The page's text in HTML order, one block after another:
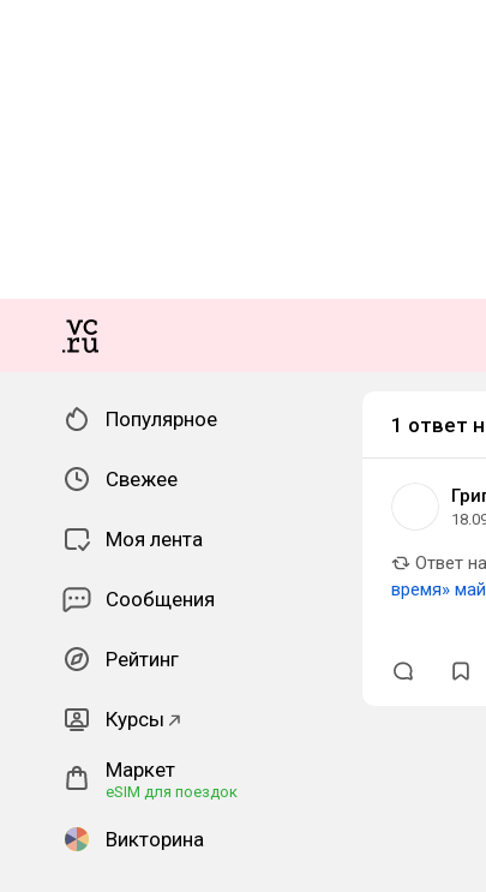
Популярное
Свежее
Моя лента
Сообщения
Рейтинг
Курсы
Маркет
eSIM для поездок
Викторина
1 ответ
Ответ
время»